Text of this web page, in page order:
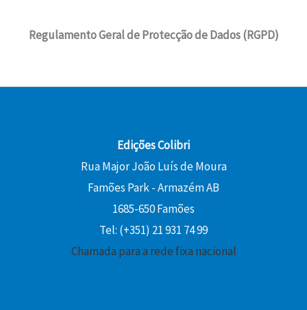
Regulamento Geral de Protecção de Dados (RGPD)
Edições Colibri
Rua Major João Luís de Moura
Famões Park - Armazém AB
1685-650 Famões
Tel: (+351) 21 931 74 99
Chamada para a rede fixa nacional